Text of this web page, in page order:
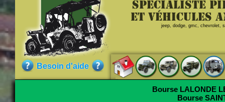
Besoin d'aide
Spécialiste
et véhicules
jeep, dodge, gmc, chevrolet,
Bourse LALONDE
Bourse
Merci de remplir le
E-mail :
Commentaire (Max 500
Référence
VS010003
Qualité :NEUFPièce neuve de fabrication